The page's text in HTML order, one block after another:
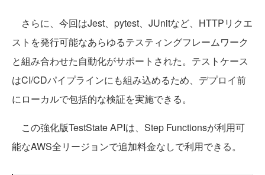
さらに、今回はJest、pytest、JUnitなど、HTTPリクエ
ストを発行可能なあらゆるテスティングフレームワーク
と組み合わせた自動化がサポートされた。テストケース
はCI/CDパイプラインにも組み込めるため、デプロイ前
にローカルで包括的な検証を実施できる。
この強化版TestState APIは、Step Functionsが利用可
能なAWS全リージョンで追加料金なしで利用できる。